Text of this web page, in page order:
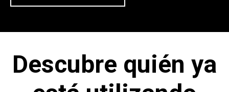
Descubre quién ya